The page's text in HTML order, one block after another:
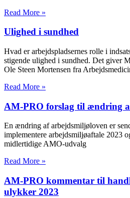
Read More »
Ulighed i sundhed
Hvad er arbejdspladsernes rolle i
stigende ulighed i sundhed. Det giver
Ole Steen Mortensen fra
Read More »
AM-PRO forslag til ændring
En ændring af arbejdsmiljøloven er
implementere arbejdsmiljøaftale 2023
midlertidige AMO-udvalg
Read More »
AM-PRO kommentar til
ulykker 2023